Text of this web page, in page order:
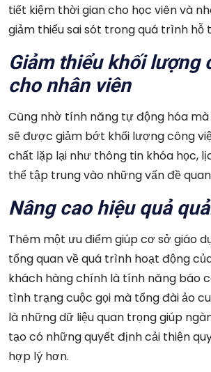
tiết kiệm thời gian cho học viên và
giảm thiểu sai sót trong quá trình hỗ
Giảm thiểu khối lượng
cho nhân viên
Cũng nhờ tính năng tự động hóa
sẽ được giảm bớt khối lượng công
chất lặp lại như thông tin khóa học,
thể tập trung vào những vấn đề
Nâng cao hiệu quả
Thêm một ưu điểm giúp cơ sở giáo
tổng quan về quá trình hoạt động
khách hàng chính là tính năng báo
tình trạng cuộc gọi mà tổng đài ảo
là những dữ liệu quan trọng giúp
tạo có những quyết định cải thiện
hợp lý hơn.